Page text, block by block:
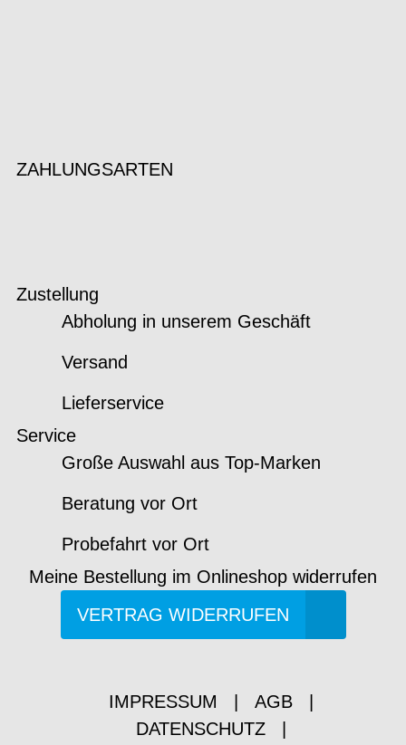
ZAHLUNGSARTEN
Zustellung
Abholung in unserem Geschäft
Versand
Lieferservice
Service
Große Auswahl aus Top-Marken
Beratung vor Ort
Probefahrt vor Ort
Meine Bestellung im Onlineshop widerrufen
VERTRAG WIDERRUFEN
IMPRESSUM AGB
DATENSCHUTZ